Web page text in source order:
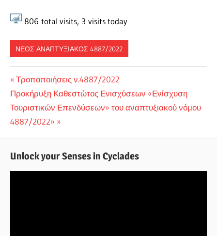
806 total visits, 3 visits today
ΝΈΟΣ ΑΝΑΠΤΥΞΙΑΚΌΣ 4887/2022
Πλοήγηση
άρθρων
Previous
Post:
Τροποποιήσεις ν.4887/2022
Next
Post:
Προκήρυξη Καθεστώτος Ενισχύσεων «Ενίσχυση
Τουριστικών Επενδύσεων» του αναπτυξιακού νόμου
4887/2022»
Unlock your Senses in Cyclades